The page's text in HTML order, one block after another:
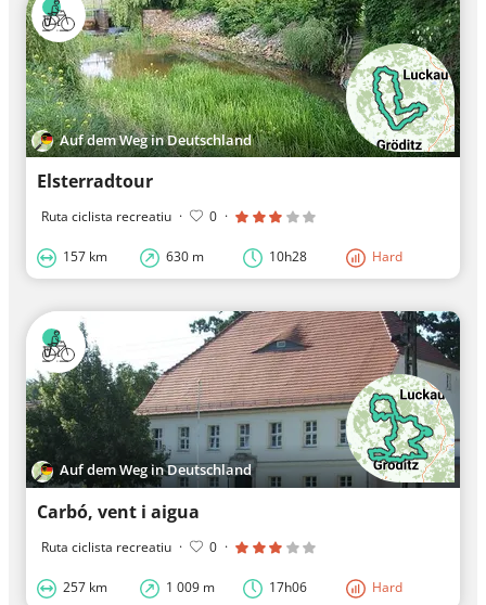
Auf dem Weg in Deutschland
Elsterradtour
Ruta ciclista recreatiu · 0 ·
157 km 630 m 10h28 Hard
Auf dem Weg in Deutschland
Carbó, vent i aigua
Ruta ciclista recreatiu · 0 ·
257 km 1 009 m 17h06 Hard